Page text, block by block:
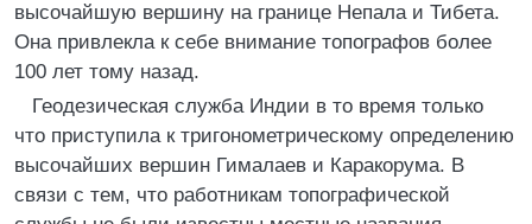
высочайшую вершину на границе Непала и Тибета.
Она привлекла к себе внимание топографов более
100 лет тому назад.
Геодезическая служба Индии в то время только
что приступила к тригонометрическому определению
высочайших вершин Гималаев и Каракорума. В
связи с тем, что работникам топографической